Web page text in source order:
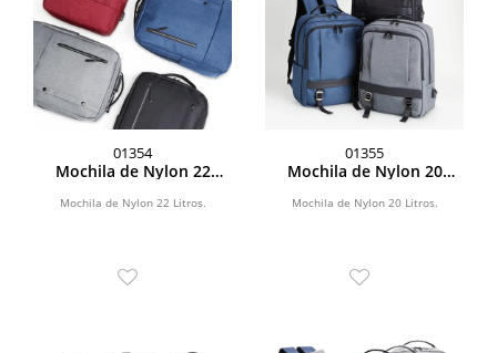
01354
Mochila de Nylon 22
Mochila de Nylon 22 Litros.
01355
Mochila de Nylon 20
Mochila de Nylon 20 Litros.